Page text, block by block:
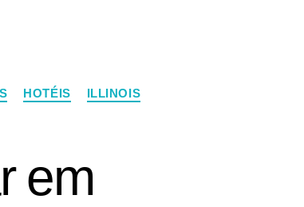
HOTÉIS
ILLINOIS
em